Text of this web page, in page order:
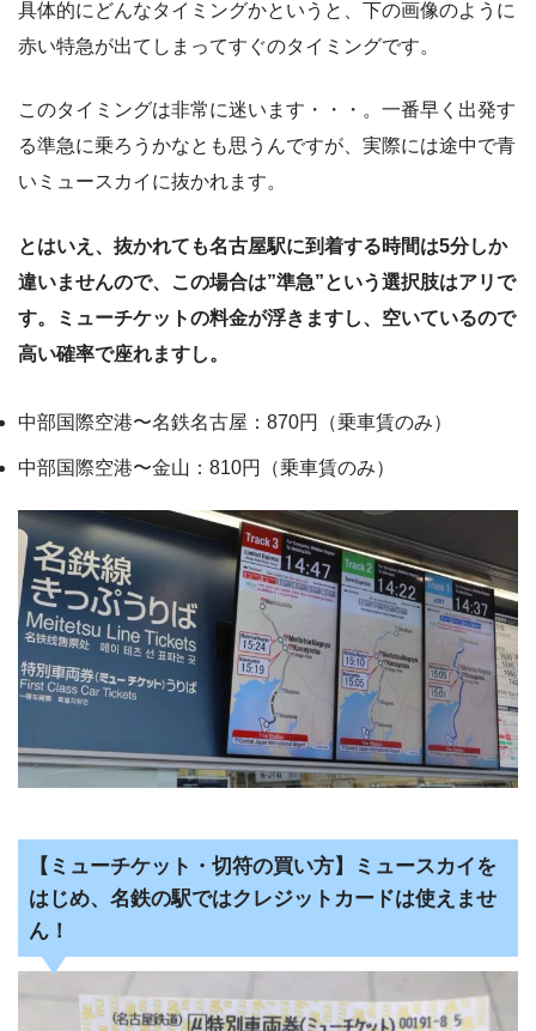
具体的にどんなタイミングかというと、下の画像のように
赤い特急が出てしまってすぐのタイミングです。
このタイミングは非常に迷います・・・。一番早く出発す
る準急に乗ろうかなとも思うんですが、実際には途中で青
いミュースカイに抜かれます。
とはいえ、抜かれても名古屋駅に到着する時間は5分しか
違いませんので、この場合は”準急”という選択肢はアリで
す。ミューチケットの料金が浮きますし、空いているので
高い確率で座れますし。
中部国際空港〜名鉄名古屋：870円（乗車賃のみ）
中部国際空港〜金山：810円（乗車賃のみ）
【ミューチケット・切符の買い方】ミュースカイを
はじめ、名鉄の駅ではクレジットカードは使えませ
ん！